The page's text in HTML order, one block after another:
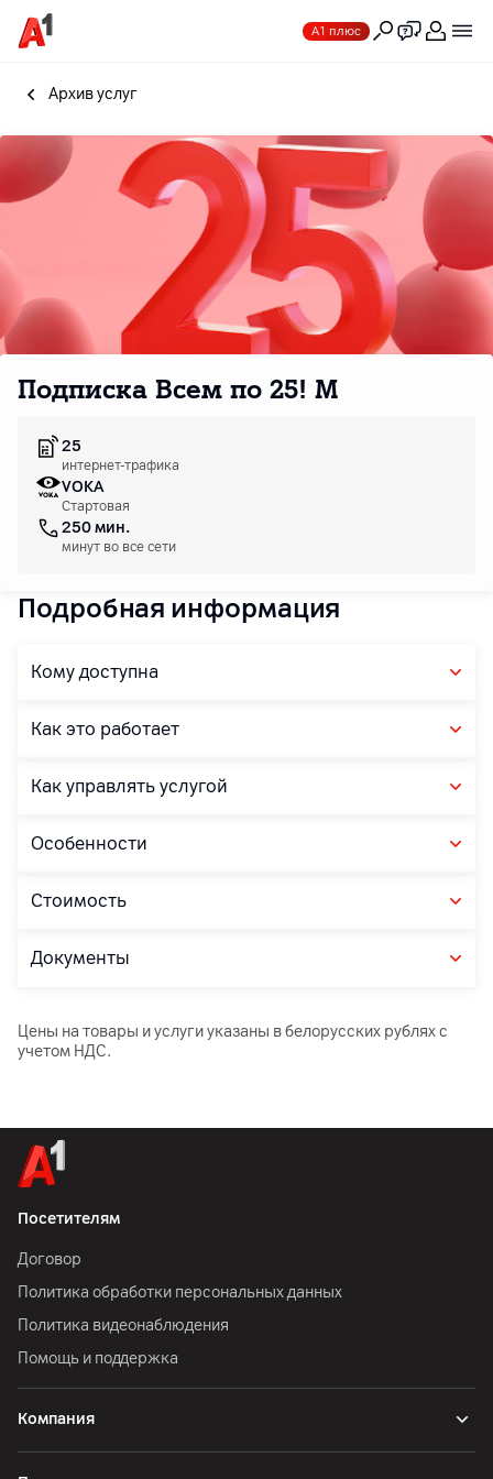
А1 плюс
Архив услуг
Подписка Всем по 25! M
25
интернет-трафика
VOKA
Стартовая
250 мин.
минут во все сети
Подробная информация
Кому доступна
Как это работает
Как управлять услугой
Особенности
Стоимость
Документы
Цены на товары и услуги указаны в белорусских рублях с
учетом НДС.
Посетителям
Договор
Политика обработки персональных данных
Политика видеонаблюдения
Помощь и поддержка
Компания